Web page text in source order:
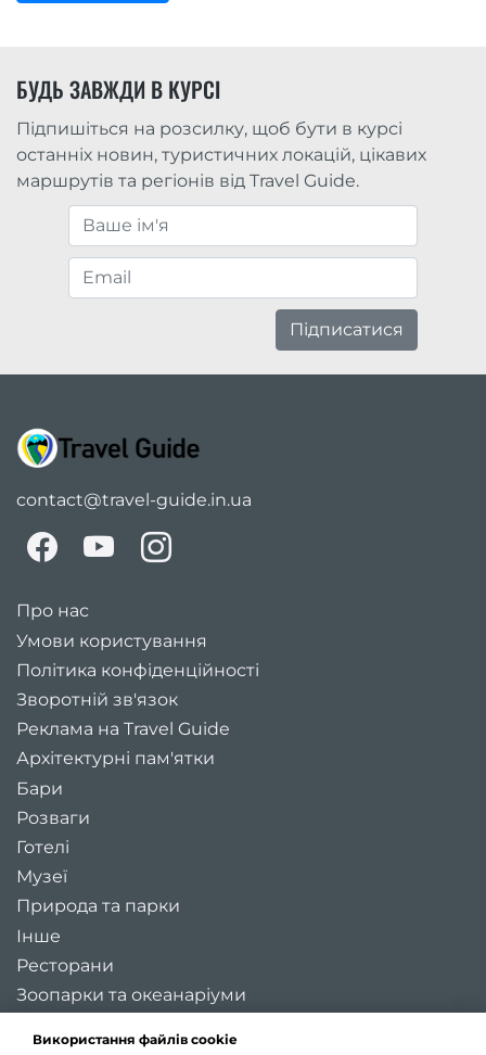
Використання файлів cookie
БУДЬ ЗАВЖДИ В КУРСІ
Підпишіться на розсилку, щоб бути в курсі
останніх новин, туристичних локацій, цікавих
маршрутів та регіонів від Travel Guide.
Підписатися
contact@travel-guide.in.ua
Про нас
Умови користування
Політика конфіденційності
Зворотній зв'язок
Реклама на Travel Guide
Архітектурні пам'ятки
Бари
Розваги
Готелі
Музеї
Природа та парки
Інше
Ресторани
Зоопарки та океанаріуми